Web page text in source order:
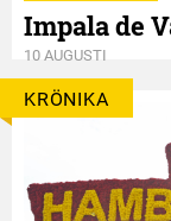
Impala de
10 AUGUSTI
KRÖNIKA